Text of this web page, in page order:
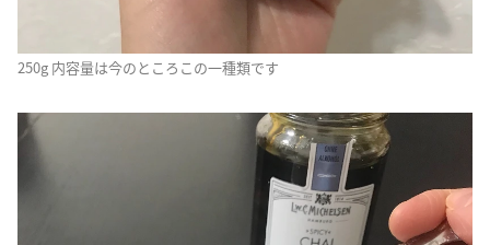
250g 内容量は今のところこの一種類です